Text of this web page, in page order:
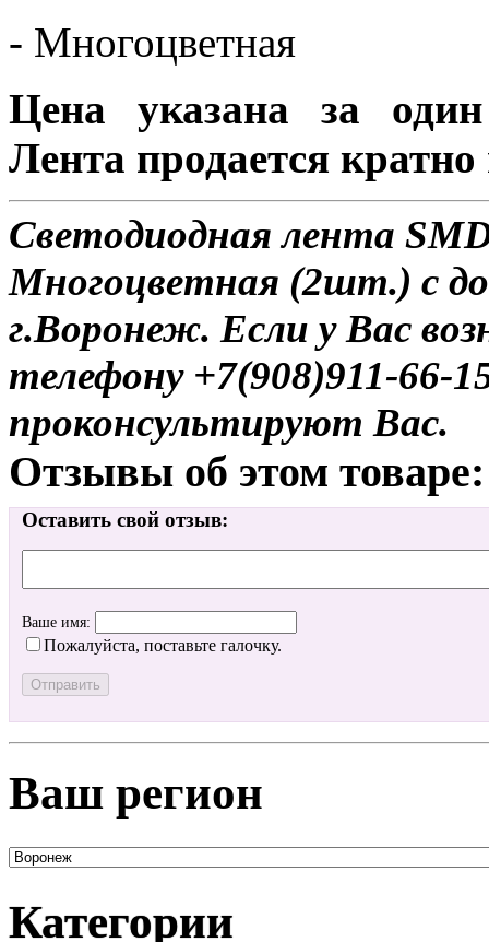
- Многоцветная
Цена указана за
Лента продается кратно
Светодиодная лента
Многоцветная (2шт.) с
г.Воронеж. Если у Вас
телефону +7(908)911-
проконсультируют Вас.
Отзывы об этом товаре:
Оставить свой отзыв:
Ваше имя:
Пожалуйста, поставьте галочку.
Ваш регион
Категории